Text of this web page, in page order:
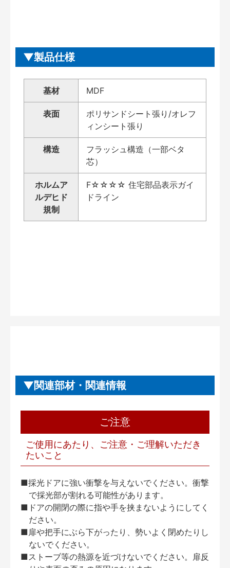
製品仕様
基材 MDF
表面
ポリサンドシート張り/オレフ
ィンシート張り
構造
フラッシュ構造（一部ベタ
芯）
ホルムア
ルデヒド
規制
F☆☆☆☆ 住宅部品表示ガイ
ドライン
関連部材・関連情報
ご注意
ご使用にあたり、ご注意・ご理解いただき
たいこと
■採光ドアに強い衝撃を与えないでください。衝撃
で採光部が割れる可能性があります。
■ドアの開閉の際に指や手を挟まないようにしてく
ださい。
■扉や把手にぶら下がったり、勢いよく閉めたりし
ないでください。
■ストーブ等の熱源を近づけないでください。扉反